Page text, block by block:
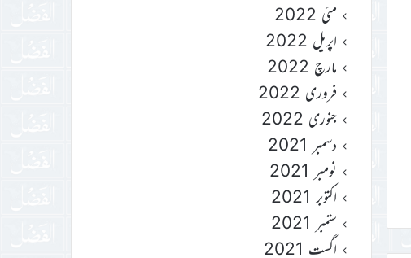
مئی 2022
اپریل 2022
مارچ 2022
فروری 2022
جنوری 2022
دسمبر 2021
نومبر 2021
اکتوبر 2021
ستمبر 2021
اگست 2021